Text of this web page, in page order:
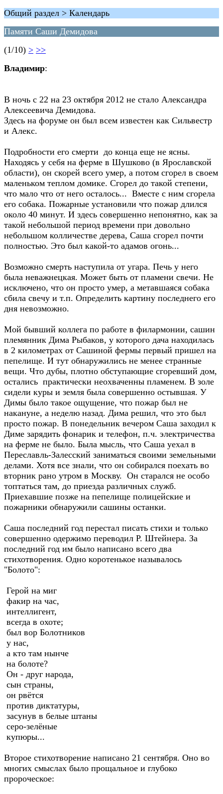
Общий раздел > Календарь
Памяти Саши Демидова
(1/10) > >>
Владимир:
В ночь с 22 на 23 октября 2012 не стало Александра
Алексеевича Демидова.
Здесь на форуме он был всем известен как Сильвестр
и Алекс.
Подробности его смерти до конца еще не ясны.
Находясь у себя на ферме в Шушково (в Ярославской
области), он скорей всего умер, а потом сгорел в своем
маленьком теплом домике. Сгорел до такой степени,
что мало что от него осталось... Вместе с ним сгорела
его собака. Пожарные установили что пожар длился
около 40 минут. И здесь совершенно непонятно, как за
такой небольшой период времени при довольно
небольшом колличестве дерева, Саша сгорел почти
полностью. Это был какой-то адамов огонь...
Возможно смерть наступила от угара. Печь у него
была неважнецкая. Может быть от пламени свечи. Не
исключено, что он просто умер, а метавшаяся собака
сбила свечу и т.п. Определить картину последнего его
дня невозможно.
Мой бывший коллега по работе в филармонии, сашин
племянник Дима Рыбаков, у которого дача находилась
в 2 километрах от Сашиной фермы первый пришел на
пепелище. И тут обнаружились не менее странные
вещи. Что дубы, плотно обступающие сгоревший дом,
остались практически неохваченны пламенем. В золе
сидели куры и земля была совершенно остывшая. У
Димы было такое ощущение, что пожар был не
накануне, а неделю назад. Дима решил, что это был
просто пожар. В понедельник вечером Саша заходил к
Диме зарядить фонарик и телефон, п.ч. электричества
на ферме не было. Была мысль, что Саша уехал в
Переславль-Залесский заниматься своими земельными
делами. Хотя все знали, что он собирался поехать во
вторник рано утром в Москву. Он старался не особо
топтаться там, до приезда различных служб.
Приехавшие позже на пепелище полицейские и
пожарники обнаружили сашины останки.
Саша последний год перестал писать стихи и только
совершенно одержимо переводил Р. Штейнера. За
последний год им было написано всего два
стихотворения. Одно коротенькое называлось
"Болото":
Герой на миг
факир на час,
интеллигент,
всегда в охоте;
был вор Болотников
у нас,
а кто там нынче
на болоте?
Он - друг народа,
сын страны,
он рвётся
против диктатуры,
засунув в белые штаны
серо-зелёные
купюры...
Второе стихотворение написано 21 сентября. Оно во
многих смыслах было прощальное и глубоко
пророческое: